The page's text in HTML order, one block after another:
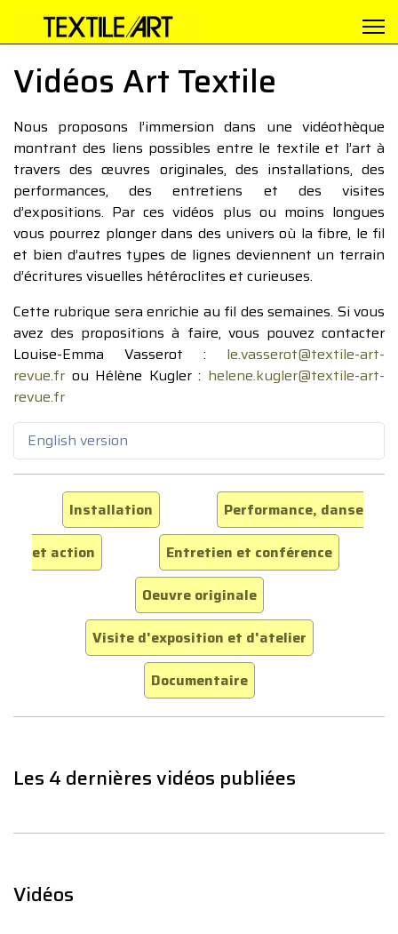
Vidéos Art Textile
Nous proposons l’immersion dans une vidéothèque
montrant des liens possibles entre le textile et l’art à
travers des œuvres originales, des installations, des
performances, des entretiens et des visites
d’expositions. Par ces vidéos plus ou moins longues
vous pourrez plonger dans des univers où la fibre, le fil
et bien d’autres types de lignes deviennent un terrain
d’écritures visuelles hétéroclites et curieuses.
Cette rubrique sera enrichie au fil des semaines. Si vous
avez des propositions à faire, vous pouvez contacter
Louise-Emma Vasserot : le.vasserot@textile-art-
revue.fr ou Hélène Kugler : helene.kugler@textile-art-
revue.fr
English version
Installation
Performance, danse
et action
Entretien et conférence
Oeuvre originale
Visite d'exposition et d'atelier
Documentaire
Les 4 dernières vidéos publiées
Vidéos